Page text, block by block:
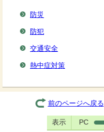
防災
防犯
交通安全
熱中症対策
前のページへ戻る
表示 PC